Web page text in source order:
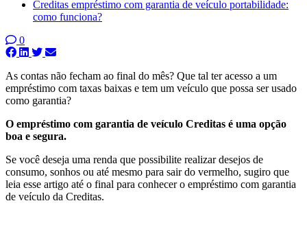
Creditas empréstimo com garantia de veículo portabilidade:
como funciona?
0
As contas não fecham ao final do mês? Que tal ter acesso a um
empréstimo com taxas baixas e tem um veículo que possa ser usado
como garantia?
O empréstimo com garantia de veículo Creditas é uma opção
boa e segura.
Se você deseja uma renda que possibilite realizar desejos de
consumo, sonhos ou até mesmo para sair do vermelho, sugiro que
leia esse artigo até o final para conhecer o empréstimo com garantia
de veículo da Creditas.